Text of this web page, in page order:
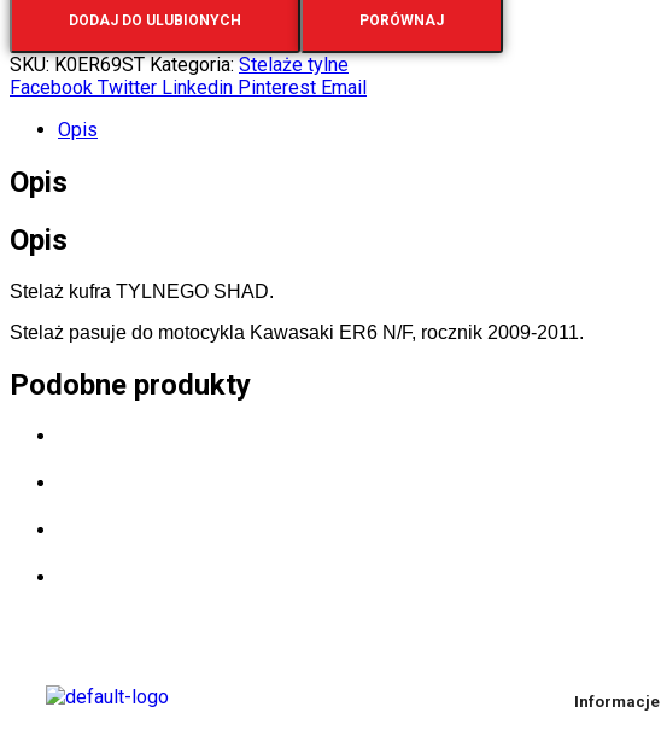
DODAJ DO ULUBIONYCH PORÓWNAJ
SKU:K0ER69ST Kategoria:Stelaże tylne
Facebook Twitter Linkedin Pinterest Email
Opis
Opis
Opis
Stelaż kufra TYLNEGO SHAD.
Stelaż pasuje do motocykla Kawasaki ER6 N/F, rocznik 2009-2011.
Podobne produkty
Informacje